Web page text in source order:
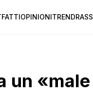
FATTIOPINIONITREND
un «male